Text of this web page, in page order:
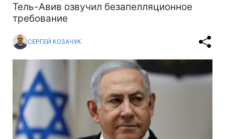
Тель-Авив озвучил безапелляционное
требование
СЕРГЕЙ КОЗАЧУК